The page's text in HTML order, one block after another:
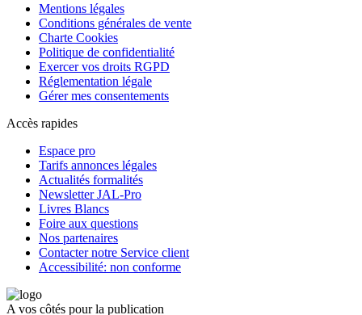
Mentions légales
Conditions générales de vente
Charte Cookies
Politique de confidentialité
Exercer vos droits RGPD
Réglementation légale
Gérer mes consentements
Accès rapides
Espace pro
Tarifs annonces légales
Actualités formalités
Newsletter JAL-Pro
Livres Blancs
Foire aux questions
Nos partenaires
Contacter notre Service client
Accessibilité: non conforme
A vos côtés pour la publication